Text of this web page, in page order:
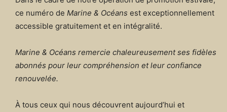
ce numéro de Marine & Océans est exceptionnellement
accessible gratuitement et en intégralité.
Marine & Océans remercie chaleureusement ses fidèles
abonnés pour leur compréhension et leur confiance
renouvelée.
À tous ceux qui nous découvrent aujourd’hui et